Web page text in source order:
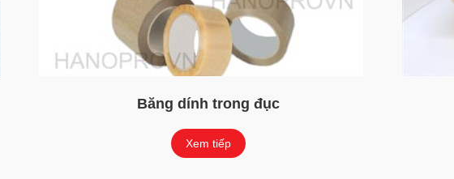
Băng dính trong đục
Xem tiếp